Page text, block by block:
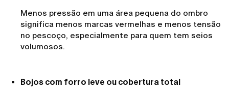
Menos pressão em uma área pequena do ombro
significa menos marcas vermelhas e menos tensão
no pescoço, especialmente para quem tem seios
volumosos.
Bojos com forro leve ou cobertura total